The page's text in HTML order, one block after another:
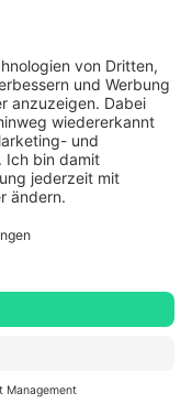
Stornoquote,
direkter Einfluss
auf Prozesse
Sperrrisiko,
strukturell höhere
Retourenquote
Sperrrisiko als